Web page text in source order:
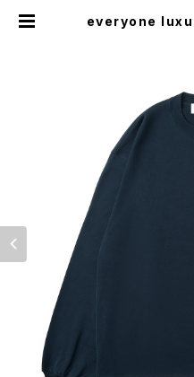
everyone